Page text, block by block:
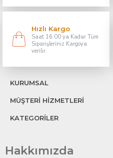
Hızlı Kargo
Saat 16:00 ya Kadar Tüm
Siparişleriniz Kargoya
verilir.
KURUMSAL
MÜŞTERİ HİZMETLERİ
KATEGORİLER
Hakkımızda